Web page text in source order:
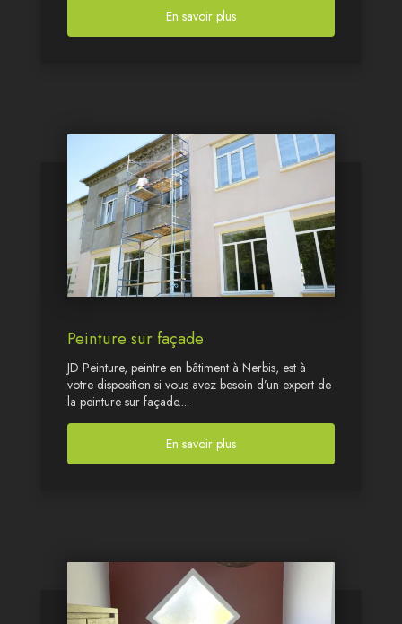
En savoir plus
Peinture sur façade
JD Peinture, peintre en bâtiment à Nerbis, est à
votre disposition si vous avez besoin d’un expert de
la peinture sur façade....
En savoir plus